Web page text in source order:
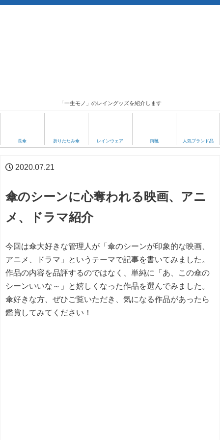
「一生モノ」のレイングッズを紹介します
長傘 折りたたみ傘 レインウェア 雨靴 人気ブランド品
2020.07.21
傘のシーンに心奪われる映画、アニ
メ、ドラマ紹介
今回は傘大好きな管理人が「傘のシーンが印象的な映画、
アニメ、ドラマ」というテーマで記事を書いてみました。
作品の内容を品評するのではなく、単純に「あ、この傘の
シーンいいな～」と嬉しくなった作品を選んでみました。
傘好きな方、ぜひご覧いただき、気になる作品があったら
鑑賞してみてください！